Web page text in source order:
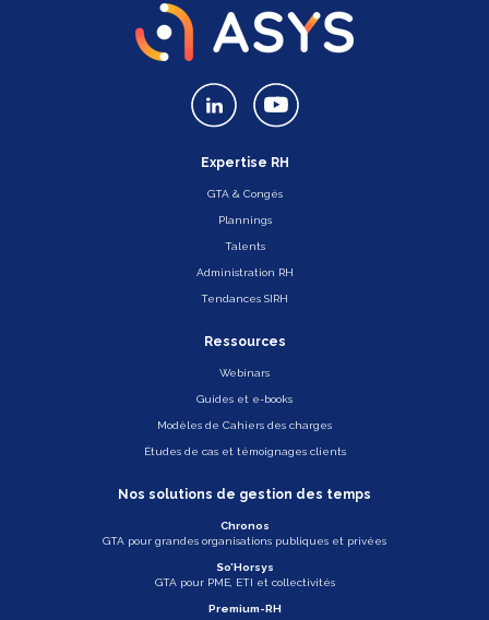
Expertise RH
GTA & Congés
Plannings
Talents
Administration RH
Tendances SIRH
Ressources
Webinars
Guides et e-books
Modèles de Cahiers des charges
Études de cas et témoignages clients
Nos solutions de gestion des temps
Chronos
GTA pour grandes organisations publiques et privées
So’Horsys
GTA pour PME, ETI et collectivités
Premium-RH